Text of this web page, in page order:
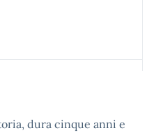
dura cinque anni e